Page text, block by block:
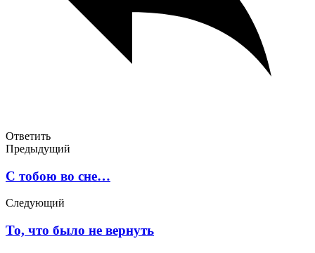
Ответить
Предыдущий
C тобою во сне…
Следующий
То, что было не вернуть